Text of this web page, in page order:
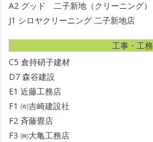
A2 グッド 二子新地（クリーニング）
J1 シロヤクリーニング 二子新地店
工事・工務
C5 倉持硝子建材
D7 森谷建設
E1 近藤工務店
F1 ㈲吉崎建設社
F2 斉藤畳店
F3 ㈱大亀工務店